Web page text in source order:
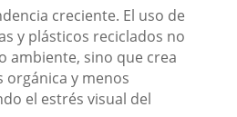
creciente. El uso de
y plásticos reciclados no
ambiente, sino que crea
orgánica y menos
el estrés visual del